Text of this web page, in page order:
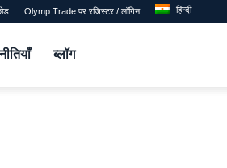
Olymp Trade पर रजिस्टर / लॉगिन हिन्दी
ब्लॉग